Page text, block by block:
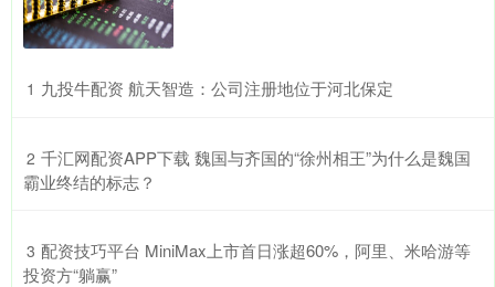
1 ​九投牛配资 航天智造：公司注册地位于河北保定
2 ​千汇网配资APP下载 魏国与齐国的“徐州相王”为什么是魏国
霸业终结的标志？
3 ​配资技巧平台 MiniMax上市首日涨超60%，阿里、米哈游等
投资方“躺赢”